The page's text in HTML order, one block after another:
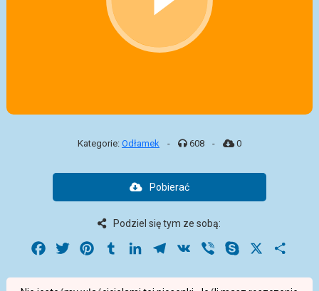
Kategorie: Odłamek - 608 - 0
Pobierać
Podziel się tym ze sobą:
Facebook
Twitter PinterestTumblrLinkedInTelegram
VK Viber Skype